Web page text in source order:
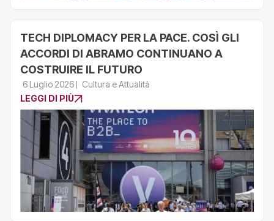
TECH DIPLOMACY PER LA PACE. COSÌ GLI
ACCORDI DI ABRAMO CONTINUANO A
COSTRUIRE IL FUTURO
6 Luglio 2026
Cultura e Attualità
LEGGI DI PIÙ